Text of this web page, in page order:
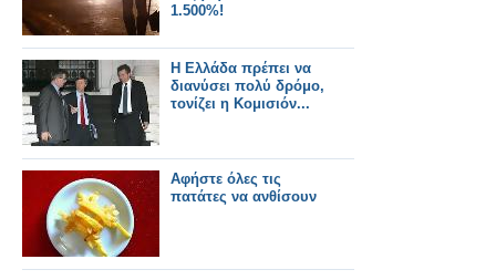
1.500%!
Η Ελλάδα πρέπει να
διανύσει πολύ δρόμο,
τονίζει η Κομισιόν...
Aφήστε όλες τις
πατάτες να ανθίσουν